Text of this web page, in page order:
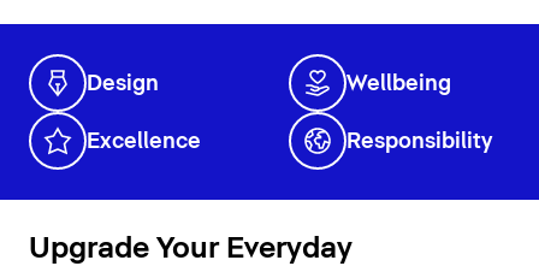
Design Wellbeing
Excellence Responsibility
Upgrade Your Everyday